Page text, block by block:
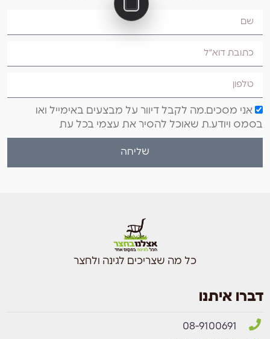
אני מסכים.מה לקבל דיוור על מבצעים באימייל ואו
בסמס ויודע.ת שאוכל להסיר את עצמי בכל עת
שליחה
כל מה שצריכים לגינה ולחצר
דברו איתנו
08-9100691